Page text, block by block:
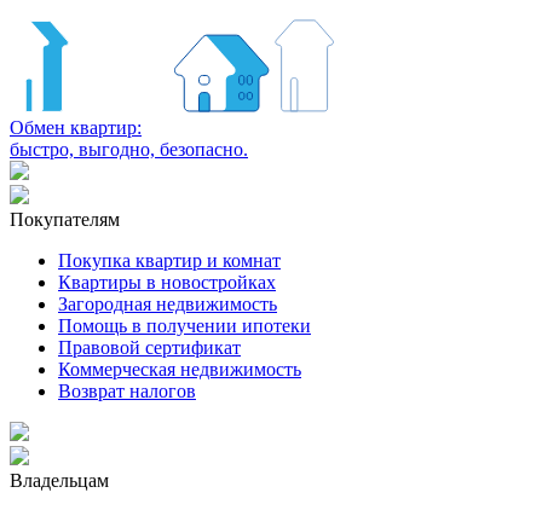
Обмен квартир:
быстро, выгодно, безопасно.
Покупателям
Покупка квартир и комнат
Квартиры в новостройках
Загородная недвижимость
Помощь в получении ипотеки
Правовой сертификат
Коммерческая недвижимость
Возврат налогов
Владельцам